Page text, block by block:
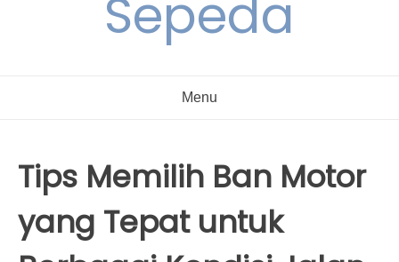
Sepeda
Menu
Tips Memilih Ban Motor
yang Tepat untuk